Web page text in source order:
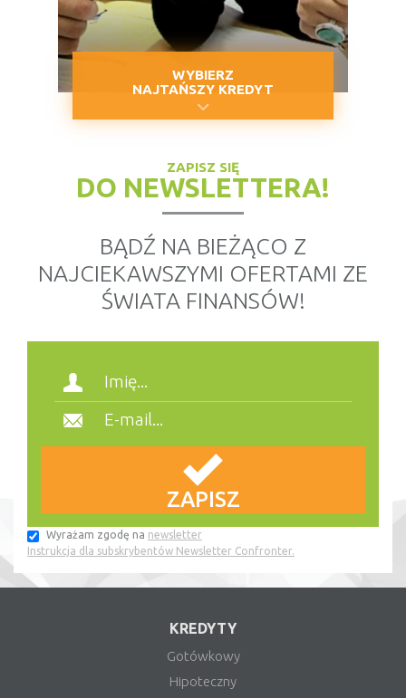
WYBIERZ
NAJTAŃSZY KREDYT
ZAPISZ SIĘ
DO NEWSLETTERA!
BĄDŹ NA BIEŻĄCO Z
NAJCIEKAWSZYMI OFERTAMI ZE
ŚWIATA FINANSÓW!
Wyrażam zgodę na newsletter
Instrukcja dla subskrybentów Newsletter Confronter.
KREDYTY
Gotówkowy
Hipoteczny